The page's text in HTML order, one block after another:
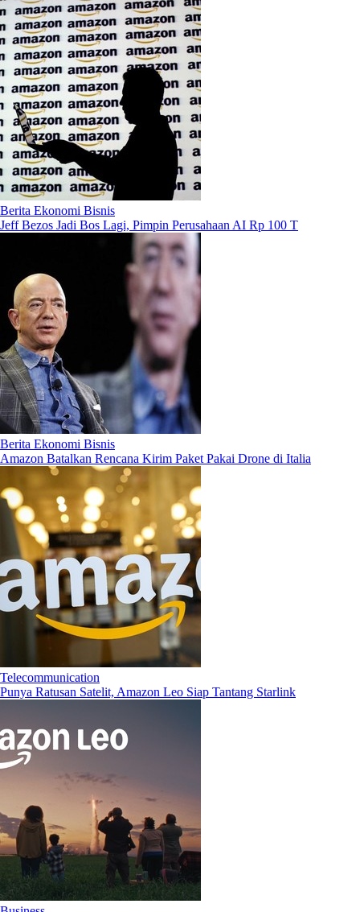
Berita Ekonomi Bisnis
Jeff Bezos Jadi Bos Lagi, Pimpin Perusahaan AI Rp 100 T
Berita Ekonomi Bisnis
Amazon Batalkan Rencana Kirim Paket Pakai Drone di Italia
Telecommunication
Punya Ratusan Satelit, Amazon Leo Siap Tantang Starlink